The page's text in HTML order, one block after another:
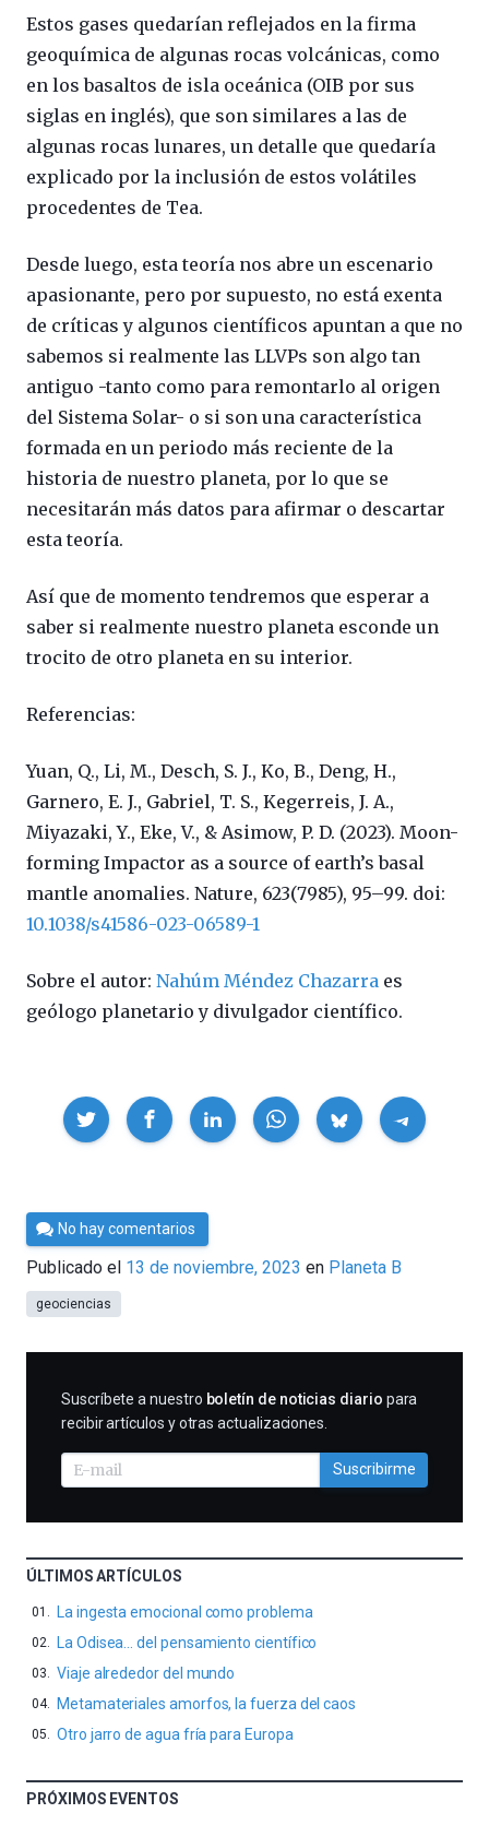
Estos gases quedarían reflejados en la firma
geoquímica de algunas rocas volcánicas, como
en los basaltos de isla oceánica (OIB por sus
siglas en inglés), que son similares a las de
algunas rocas lunares, un detalle que quedaría
explicado por la inclusión de estos volátiles
procedentes de Tea.
Desde luego, esta teoría nos abre un escenario
apasionante, pero por supuesto, no está exenta
de críticas y algunos científicos apuntan a que no
sabemos si realmente las LLVPs son algo tan
antiguo -tanto como para remontarlo al origen
del Sistema Solar- o si son una característica
formada en un periodo más reciente de la
historia de nuestro planeta, por lo que se
necesitarán más datos para afirmar o descartar
esta teoría.
Así que de momento tendremos que esperar a
saber si realmente nuestro planeta esconde un
trocito de otro planeta en su interior.
Referencias:
Yuan, Q., Li, M., Desch, S. J., Ko, B., Deng, H.,
Garnero, E. J., Gabriel, T. S., Kegerreis, J. A.,
Miyazaki, Y., Eke, V., & Asimow, P. D. (2023). Moon-
forming Impactor as a source of earth’s basal
mantle anomalies. Nature, 623(7985), 95–99. doi:
10.1038/s41586-023-06589-1
Sobre el autor: Nahúm Méndez Chazarra es
geólogo planetario y divulgador científico.
Compartir
Por
César
Tomé
No hay comentarios
Publicado el 13 de noviembre, 2023 en Planeta B
geociencias
SUSCRIBIRME
Suscríbete a nuestro boletín de noticias diario para
recibir artículos y otras actualizaciones.
Suscribirme
ÚLTIMOS ARTÍCULOS
La ingesta emocional como problema
La Odisea… del pensamiento científico
Viaje alrededor del mundo
Metamateriales amorfos, la fuerza del caos
Otro jarro de agua fría para Europa
PRÓXIMOS EVENTOS